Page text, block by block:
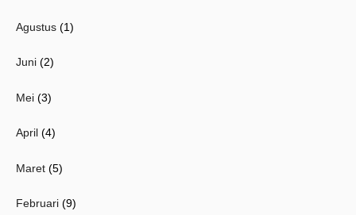
Agustus (1)
Juni (2)
Mei (3)
April (4)
Maret (5)
Februari (9)